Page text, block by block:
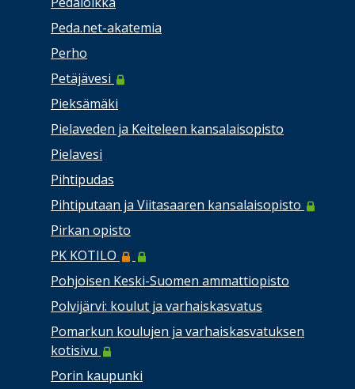
Peda.net-akatemia
Perho
Petäjävesi
Pieksämäki
Pielaveden ja Keiteleen kansalaisopisto
Pielavesi
Pihtipudas
Pihtiputaan ja Viitasaaren kansalaisopisto
Pirkan opisto
PK KOTILO
Pohjoisen Keski-Suomen ammattiopisto
Polvijärvi: koulut ja varhaiskasvatus
Pomarkun koulujen ja varhaiskasvatuksen
kotisivu
Porin kaupunki